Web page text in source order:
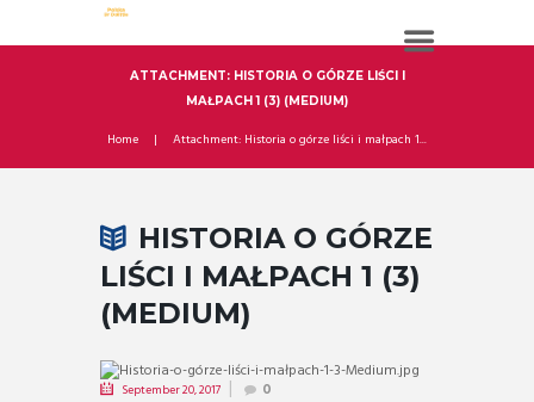
ATTACHMENT: HISTORIA O GÓRZE LIŚCI I
MAŁPACH 1 (3) (MEDIUM)
Home Attachment: Historia o górze liści i małpach 1...
HISTORIA O GÓRZE
LIŚCI I MAŁPACH 1 (3)
(MEDIUM)
September 20, 2017 0